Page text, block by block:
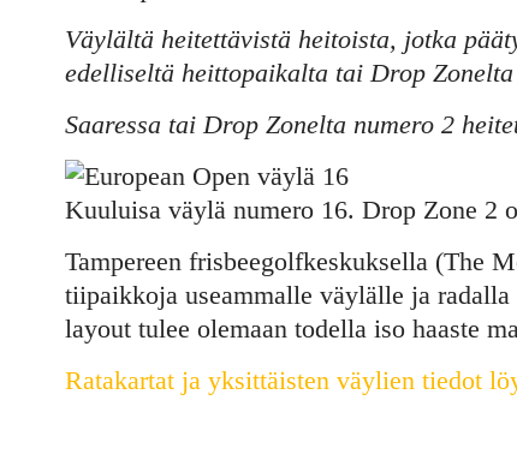
Väylältä heitettävistä heitoista, jotka
edelliseltä heittopaikalta tai Drop Zonelta
Saaressa tai Drop Zonelta numero 2
Kuuluisa väylä numero 16. Drop Zone 2
Tampereen frisbeegolfkeskuksella (The
tiipaikkoja useammalle väylälle ja
layout tulee olemaan todella iso haaste
Ratakartat ja yksittäisten väylien tiedot